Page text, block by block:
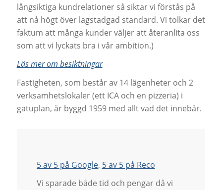
långsiktiga kundrelationer så siktar vi förstås på
att nå högt över lagstadgad standard. Vi tolkar det
faktum att många kunder väljer att återanlita oss
som att vi lyckats bra i vår ambition.)
Läs mer om besiktningar
Fastigheten, som består av 14 lägenheter och 2
verksamhetslokaler (ett ICA och en pizzeria) i
gatuplan, är byggd 1959 med allt vad det innebär.
5 av 5 på Google, 5 av 5 på Reco
Vi sparade både tid och pengar då vi